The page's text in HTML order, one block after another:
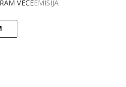
VEČEEMISIJA